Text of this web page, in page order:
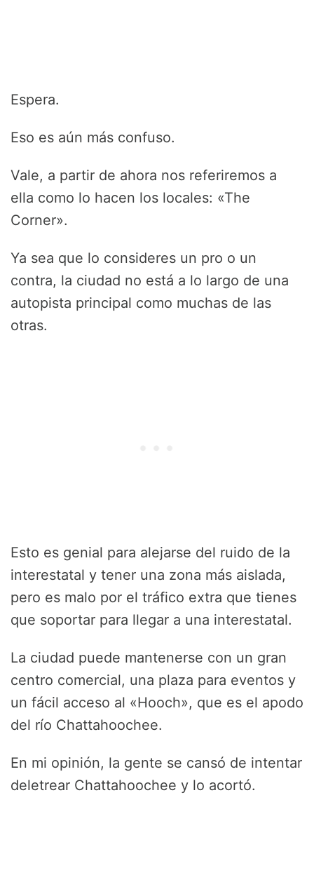
Espera.
Eso es aún más confuso.
Vale, a partir de ahora nos referiremos a
ella como lo hacen los locales: «The
Corner».
Ya sea que lo consideres un pro o un
contra, la ciudad no está a lo largo de una
autopista principal como muchas de las
otras.
Esto es genial para alejarse del ruido de la
interestatal y tener una zona más aislada,
pero es malo por el tráfico extra que tienes
que soportar para llegar a una interestatal.
La ciudad puede mantenerse con un gran
centro comercial, una plaza para eventos y
un fácil acceso al «Hooch», que es el apodo
del río Chattahoochee.
En mi opinión, la gente se cansó de intentar
deletrear Chattahoochee y lo acortó.